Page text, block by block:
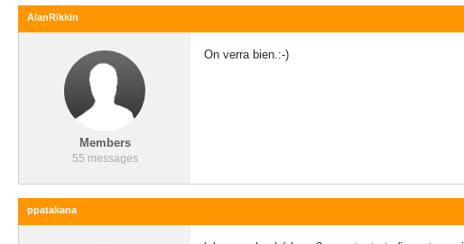
AlanRikkin
Members
55 messages
On verra bien.:-)
ppatakana